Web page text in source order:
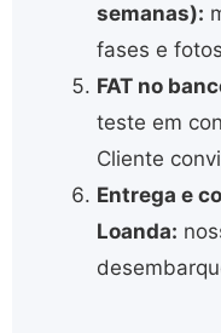
semanas):
fases e
FAT no
teste em
Cliente
Entrega e
Loanda: